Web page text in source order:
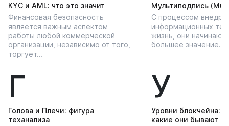
KYС и AML: что это значит
Финансовая безопасность
является важным аспектом
работы любой коммерческой
организации, независимо от того,
торгует…
Мультиподпись
С процессом
информационных
жизнь, они начинают
большее значение…
Г
Голова и Плечи: фигура
теханализа
У
Уровни блокчейна:
какие они бывают